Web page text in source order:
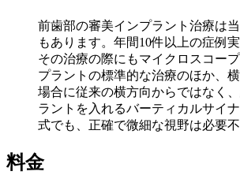
前歯部の審美インプラント治療は
もあります。年間10件以上の症例
その治療の際にもマイクロスコー
プラントの標準的な治療のほか、
場合に従来の横方向からではなく
ラントを入れるバーティカルサイ
式でも、正確で微細な視野は必要不
料金